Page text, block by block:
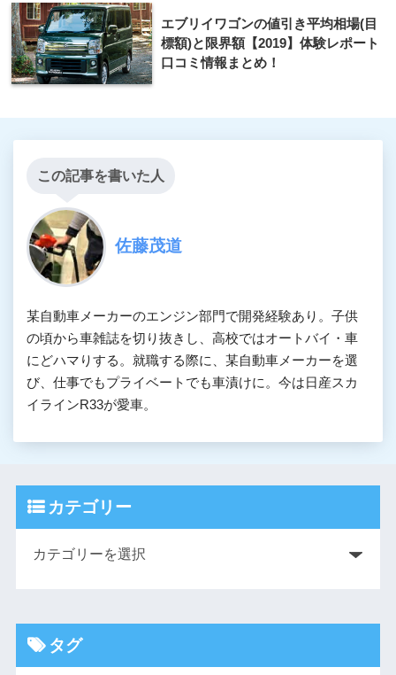
エブリイワゴンの値引き平均相場(目
標額)と限界額【2019】体験レポート
口コミ情報まとめ！
この記事を書いた人
佐藤茂道
某自動車メーカーのエンジン部門で開発経験あり。子供
の頃から車雑誌を切り抜きし、高校ではオートバイ・車
にどハマりする。就職する際に、某自動車メーカーを選
び、仕事でもプライベートでも車漬けに。今は日産スカ
イラインR33が愛車。
カテゴリー
タグ